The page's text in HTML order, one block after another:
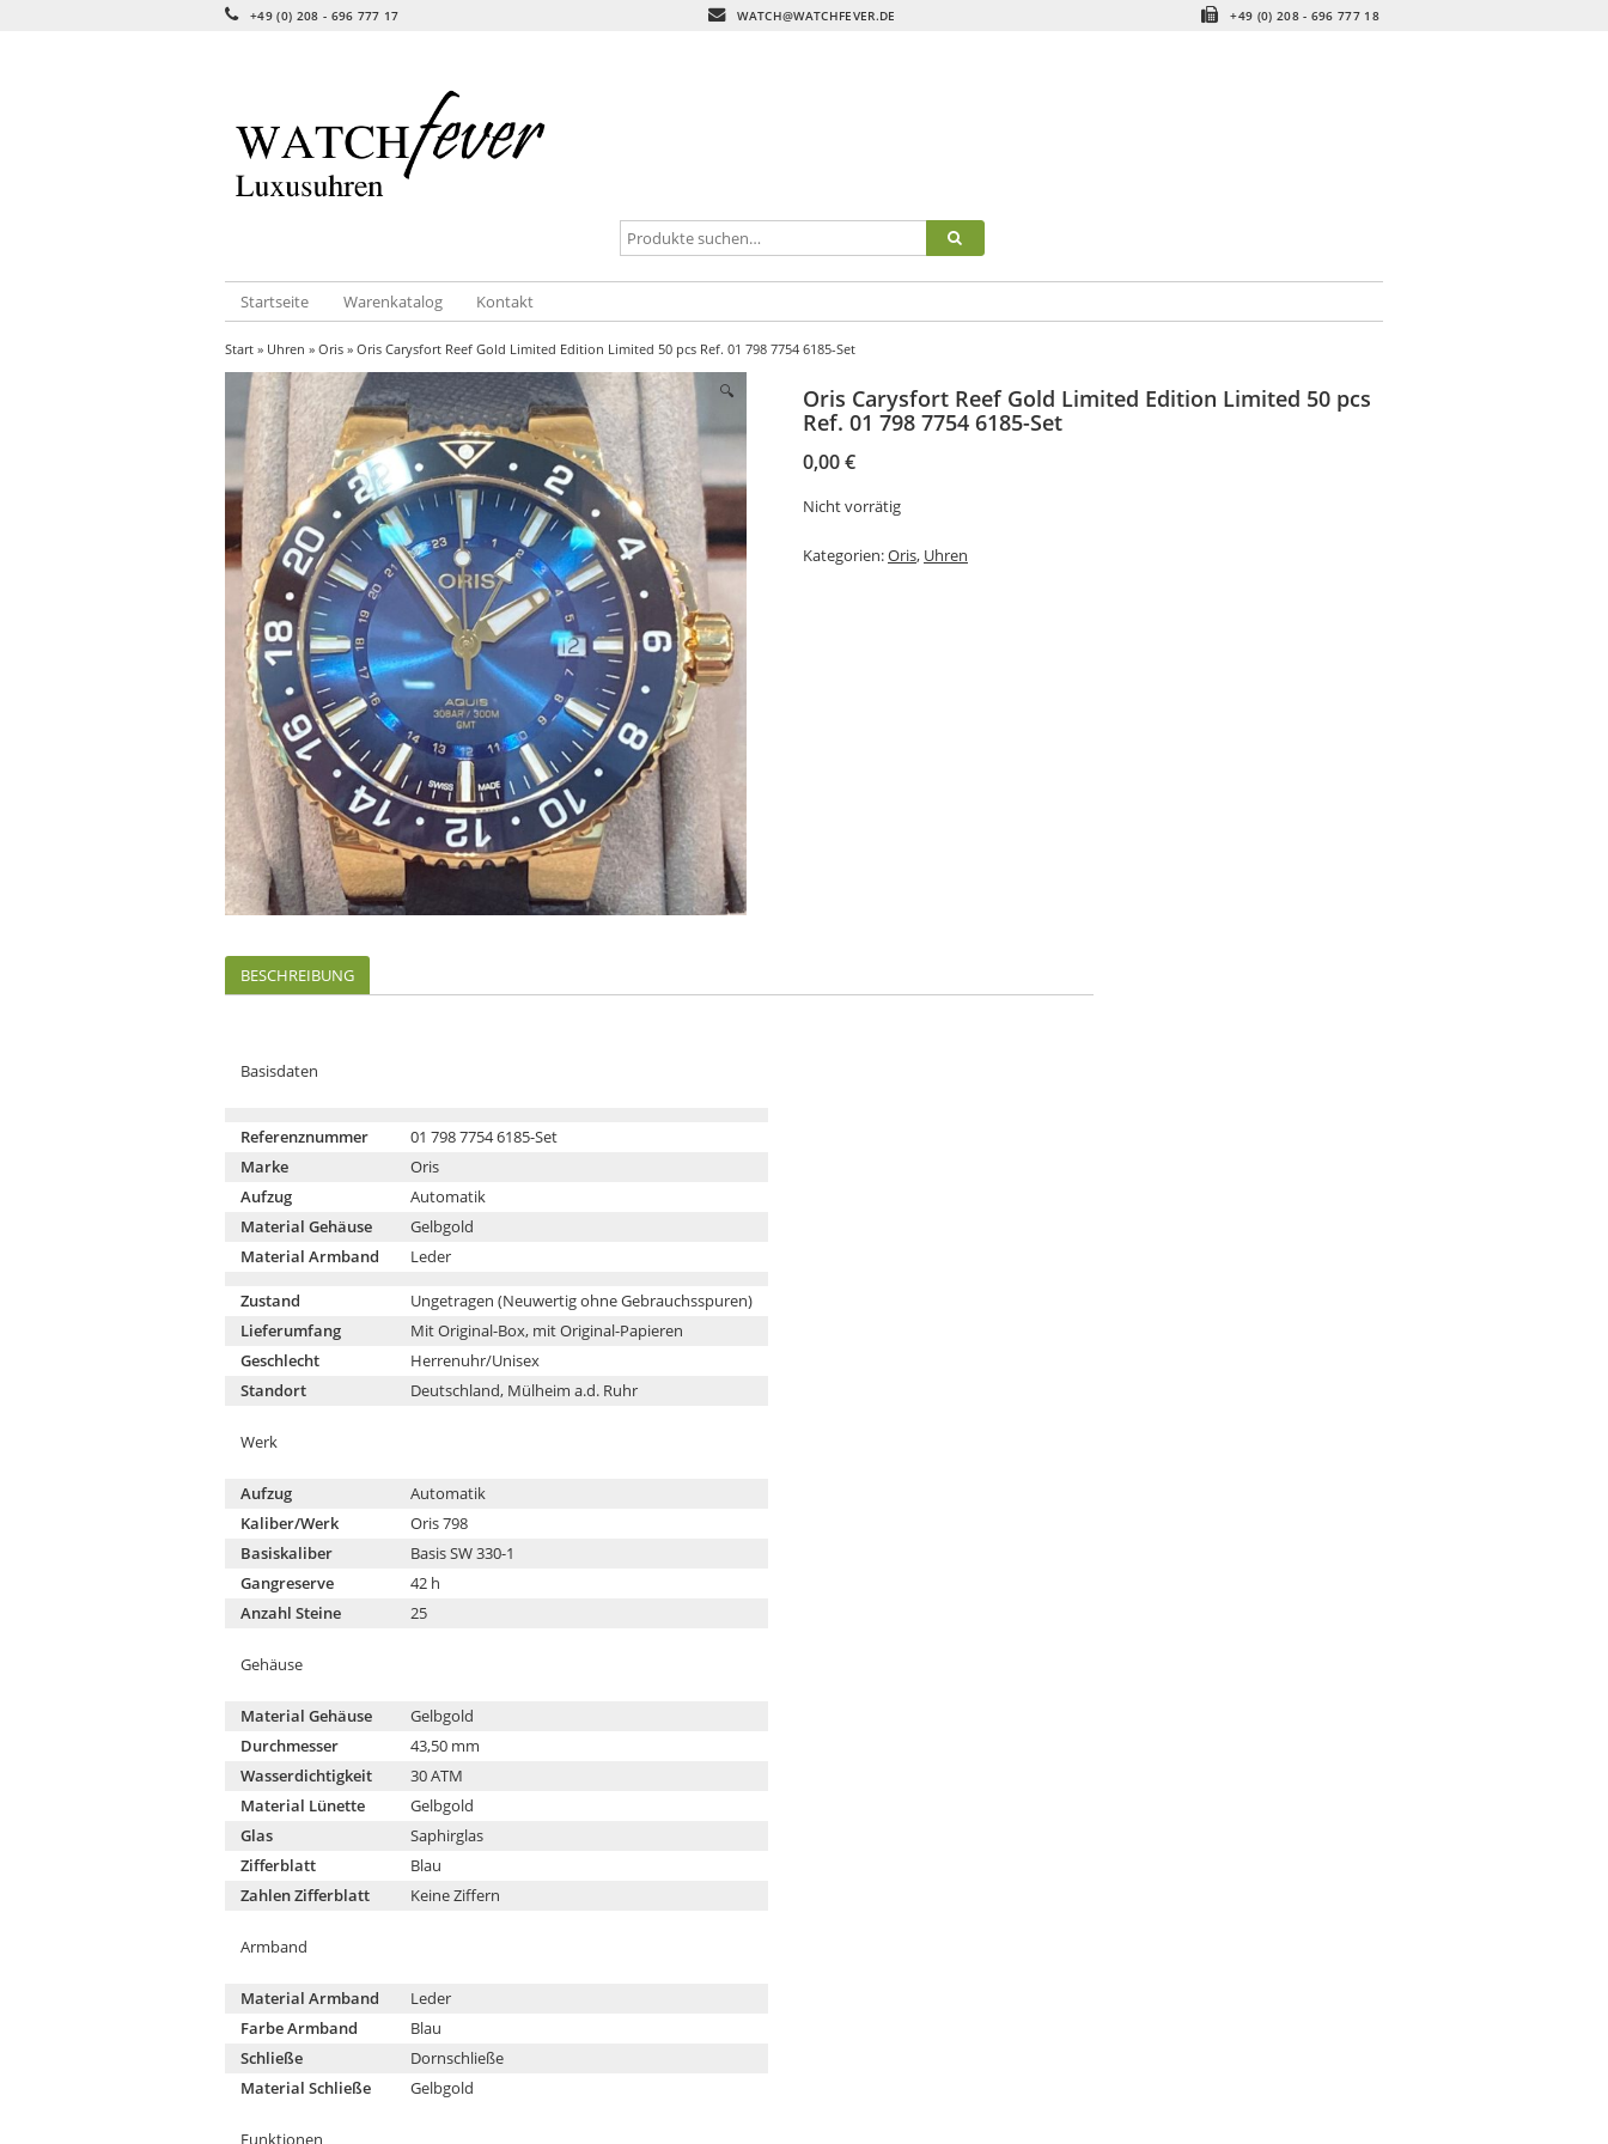
+49 (0) 208 - 696 777 17 WATCH@WATCHFEVER.DE +49 (0) 208 - 696 777 18
Startseite Warenkatalog Kontakt
Start » Uhren » Oris » Oris Carysfort Reef Gold Limited Edition Limited 50 pcs Ref. 01 798 7754 6185-Set
🔍
Oris Carysfort Reef Gold Limited Edition Limited 50 pcs
Ref. 01 798 7754 6185-Set
0,00€
Nicht vorrätig
Kategorien:Oris, Uhren
BESCHREIBUNG
Basisdaten
Referenznummer
01 798 7754 6185-Set
Marke
Oris
Aufzug
Automatik
Material Gehäuse
Gelbgold
Material Armband
Leder
Zustand
Ungetragen (Neuwertig ohne Gebrauchsspuren)
Lieferumfang
Mit Original-Box, mit Original-Papieren
Geschlecht
Herrenuhr/Unisex
Standort
Deutschland, Mülheim a.d. Ruhr
Werk
Aufzug
Automatik
Kaliber/Werk
Oris 798
Basiskaliber
Basis SW 330-1
Gangreserve
42 h
Anzahl Steine
25
Gehäuse
Material Gehäuse
Gelbgold
Durchmesser
43,50 mm
Wasserdichtigkeit
30 ATM
Material Lünette
Gelbgold
Glas
Saphirglas
Zifferblatt
Blau
Zahlen Zifferblatt
Keine Ziffern
Armband
Material Armband
Leder
Farbe Armband
Blau
Schließe
Dornschließe
Material Schließe
Gelbgold
Funktionen